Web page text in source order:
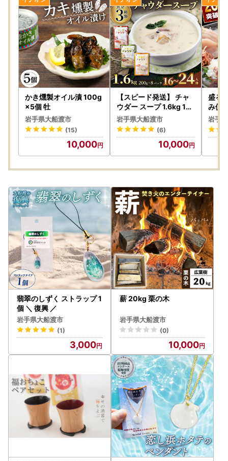
い。ただし、具体的な配達日や時間の指定には対応いたしか
ねますので、併せてご了承ください。
【申込後（発送前）のご案内】
返礼品の発送が開始される際には、ご登録いただいたメール
アドレスに通知メールをお送りいたします。
万が一、寄附者様のご都合により返礼品が発送元事業者へ返
品された場合、再送することはできかねますので、確実にお
受け取りいただけるようご対応をお願いいたします。
また、お届け先の変更をご希望の場合は、下記の問い合わせ
先までお早めにご連絡ください。ただし、発送準備の状況に
よりご希望に添えない場合がございますので、予めご理解い
ただけますと幸いです。
※発送後の配送先変更はお受けできません。その場合は直接
転送時にかかる送料は受取人様のご負担となりますのでご了
承ください。
【お届け後の確認事項】
返礼品がお手元に届きましたら、速やかに中身や状態をご確
認ください。万が一、破損や不備がございました場合には、
大変お手数ですが、写真を添付のうえ、速やかにお問い合わ
せ先までご連絡ください。
なお、受け取り後に一定期間が経過した後のご連絡について
は、対応いたしかねる場合がございますので、商品到着時に
は早めの確認をお願いいたします。
■問い合わせについて■
メールでのお問い合わせが非常に多く、ご回答にお時間を要
しております。誠に恐縮ではございますが、ご回答までに1
週間ほどお時間を頂く場合もございますのであらかじめご了
承ください。また、お電話も大変混み合っておりご迷惑をお
かけしておりますが、何卒よろしくお願い申し上げます。
▼お問い合わせ先
大船渡市 ふるさと納税担当
電話：050-1730-1198（9:00～17:00 ※土日祝・年末年始
メール：ofunato@furusato-supports.com
かき燻製オイル漬 100g
×5個 牡
岩手県大船渡市
(15)
10,000
【スピード発送】 チャ
ウダー スープ 1.6kg 16
～24人前 8袋 ＼ スープ
／
岩手県大船渡市
(6)
10,000
盛る
み便
岩手
翡翠のしずく ストラップ 1
個 ＼ 復興 ／
岩手県大船渡市
(1)
3,000
薪 20kg 栗の木
岩手県大船渡市
(0)
10,000